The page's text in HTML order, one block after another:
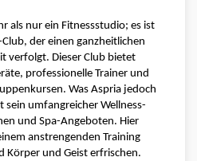
als nur ein Fitnessstudio; es ist
der einen ganzheitlichen
verfolgt. Dieser Club bietet
professionelle Trainer und
Was Aspria jedoch
sein umfangreicher Wellness-
und Spa-Angeboten. Hier
anstrengenden Training
Körper und Geist erfrischen.